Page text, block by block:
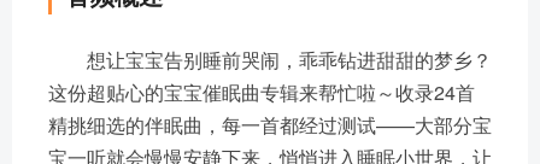
想让宝宝告别睡前哭闹，乖乖钻进甜甜的梦乡？
这份超贴心的宝宝催眠曲专辑来帮忙啦～收录24首
精挑细选的伴眠曲，每一首都经过测试——大部分宝
宝一听就会慢慢安静下来，悄悄进入睡眠小世界，让